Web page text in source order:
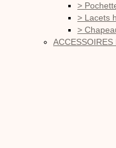
>
> Lacets
>
ACCESSOIRES